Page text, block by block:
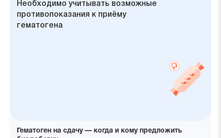
Гематоген может использоваться
для профилактики железодефицита
Современный гематоген —
безопасное средство, производство
и компоненты которого
Питательный источник углеводов
и аминокислот
Важно учитывать дополнительные
ингредиенты при регулярном
употреблении гематогена
Экономичный заменитель
витаминно-минеральных комплексов
Необходимо учитывать возможные
противопоказания к приёму
гематогена
Гематоген на сдачу — когда и кому предложить